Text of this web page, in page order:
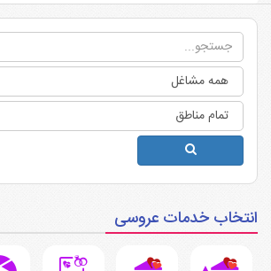
انتخاب خدمات عروسی